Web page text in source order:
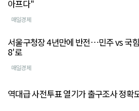
아프다"
매일경제
서울구청장 4년만에 반전…민주 vs 국
8'로
매일경제
역대급 사전투표 열기가 출구조사 정확